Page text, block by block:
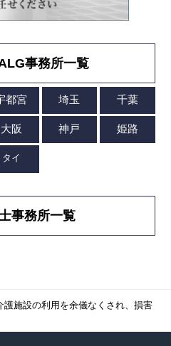
事務所一覧
事務所一覧
護施設の利用を余儀なくされ、損害